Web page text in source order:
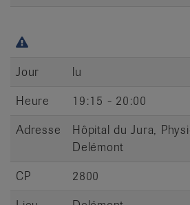
Jour
lu
Heure
19:15 - 20:00
Adresse
Hôpital du Jura,
Delémont
CP
2800